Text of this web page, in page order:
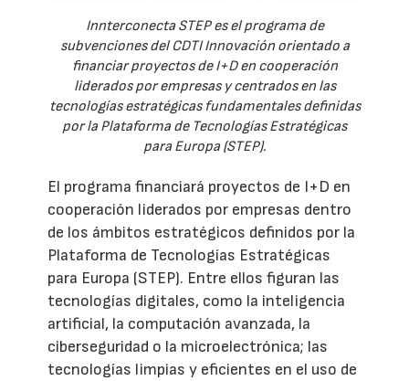
Innterconecta STEP es el programa de
subvenciones del CDTI Innovación orientado a
financiar proyectos de I+D en cooperación
liderados por empresas y centrados en las
tecnologías estratégicas fundamentales definidas
por la Plataforma de Tecnologías Estratégicas
para Europa (STEP).
El programa financiará proyectos de I+D en
cooperación liderados por empresas dentro
de los ámbitos estratégicos definidos por la
Plataforma de Tecnologías Estratégicas
para Europa (STEP). Entre ellos figuran las
tecnologías digitales, como la inteligencia
artificial, la computación avanzada, la
ciberseguridad o la microelectrónica; las
tecnologías limpias y eficientes en el uso de